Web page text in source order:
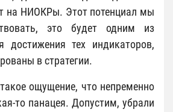
на НИОКРы. Этот потенциал мы
это будет одним из
достижения тех индикаторов,
в стратегии.
ощущение, что непременно
то панацея. Допустим, убрали